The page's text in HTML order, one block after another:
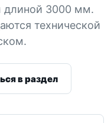
длиной 3000 мм.
технической
в раздел